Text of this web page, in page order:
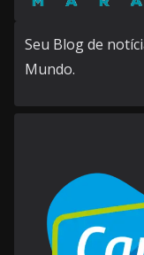
Seu Blog de
Mundo.